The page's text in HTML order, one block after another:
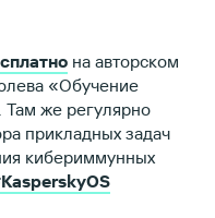
на авторском
«Обучение
же регулярно
прикладных задач
кибериммунных